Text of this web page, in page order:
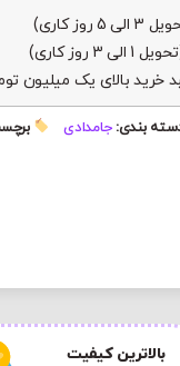
کاری)
کاری)
خرید بالای یک میلیون
بندی: جامدادی
بالاترین کیفیت